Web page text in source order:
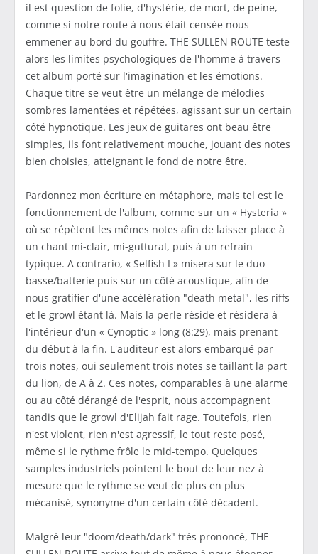
il est question de folie, d'hystérie, de mort, de peine,
comme si notre route à nous était censée nous
emmener au bord du gouffre. THE SULLEN ROUTE teste
alors les limites psychologiques de l'homme à travers
cet album porté sur l'imagination et les émotions.
Chaque titre se veut être un mélange de mélodies
sombres lamentées et répétées, agissant sur un certain
côté hypnotique. Les jeux de guitares ont beau être
simples, ils font relativement mouche, jouant des notes
bien choisies, atteignant le fond de notre être.
Pardonnez mon écriture en métaphore, mais tel est le
fonctionnement de l'album, comme sur un « Hysteria »
où se répètent les mêmes notes afin de laisser place à
un chant mi-clair, mi-guttural, puis à un refrain
typique. A contrario, « Selfish I » misera sur le duo
basse/batterie puis sur un côté acoustique, afin de
nous gratifier d'une accélération "death metal", les riffs
et le growl étant là. Mais la perle réside et résidera à
l'intérieur d'un « Cynoptic » long (8:29), mais prenant
du début à la fin. L'auditeur est alors embarqué par
trois notes, oui seulement trois notes se taillant la part
du lion, de A à Z. Ces notes, comparables à une alarme
ou au côté dérangé de l'esprit, nous accompagnent
tandis que le growl d'Elijah fait rage. Toutefois, rien
n'est violent, rien n'est agressif, le tout reste posé,
même si le rythme frôle le mid-tempo. Quelques
samples industriels pointent le bout de leur nez à
mesure que le rythme se veut de plus en plus
mécanisé, synonyme d'un certain côté décadent.
Malgré leur "doom/death/dark" très prononcé, THE